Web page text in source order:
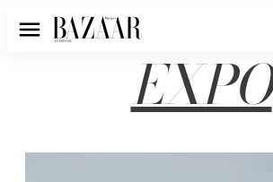
Menú
EXPO